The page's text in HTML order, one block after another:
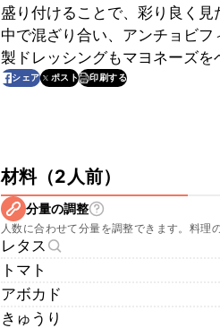
盛り付けることで、彩り良く
中で混ざり合い、アンチョビ
製ドレッシングもマヨネーズを
シェア ポスト 印刷する
材料（2人前）
分量の調整
人数に合わせて分量を調整できます。料理
レタス
トマト
アボカド
きゅうり